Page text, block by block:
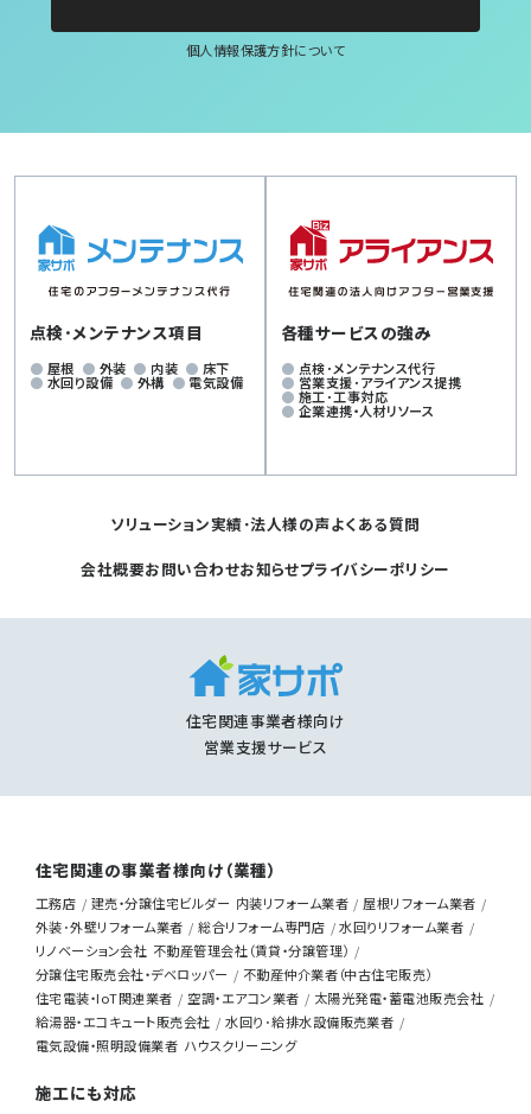
個人情報保護方針について
点検･メンテナンス項目
屋根 外装 内装 床下
水回り設備 外構 電気設備
各種サービスの強み
点検･メンテナンス代行
営業支援･アライアンス提携
施工･工事対応
企業連携・人材リソース
ソリューション実績･法人様の声よくある質問
会社概要お問い合わせお知らせプライバシーポリシー
住宅関連事業者様向け
営業支援サービス
住宅関連の事業者様向け（業種）
工務店 建売・分譲住宅ビルダー 内装リフォーム業者
屋根リフォーム業者
外装･外壁リフォーム業者
総合リフォーム専門店
水回りリフォーム業者
リノベーション会社 不動産管理会社（賃貸・分譲管理）
分譲住宅販売会社・デベロッパー
不動産仲介業者（中古住宅販売）
住宅電装・IoT関連業者
空調・エアコン業者
太陽光発電・蓄電池販売会社
給湯器・エコキュート販売会社
水回り･給排水設備販売業者
電気設備・照明設備業者 ハウスクリーニング
施工にも対応